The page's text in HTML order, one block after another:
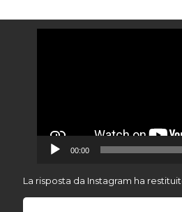
00:00
La risposta da Instagram ha